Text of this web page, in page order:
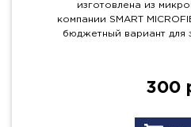
изготовлена из
компании SMART
бюджетный вариант для
300